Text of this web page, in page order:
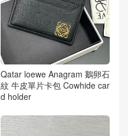
Qatar loewe Anagram 鵝卵石
紋 牛皮單片卡包 Cowhide car
d holder